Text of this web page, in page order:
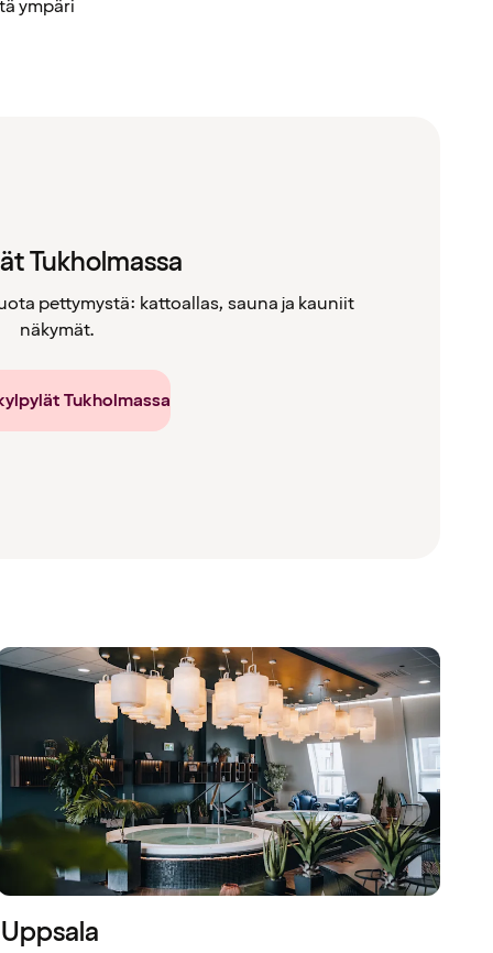
ympäri
Tukholmassa
pettymystä: kattoallas, sauna ja kauniit
näkymät.
Tukholmassa
Uppsala